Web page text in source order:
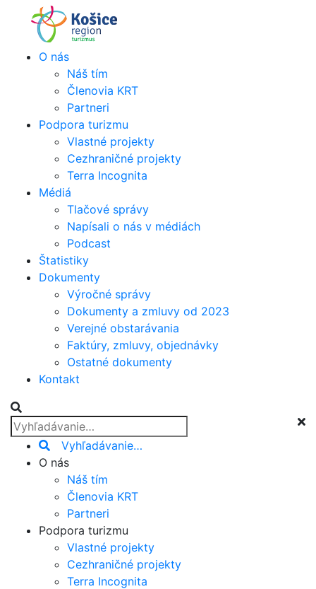
content
O nás
Náš tím
Členovia KRT
Partneri
Podpora turizmu
Vlastné projekty
Cezhraničné projekty
Terra Incognita
Médiá
Tlačové správy
Napísali o nás v médiách
Podcast
Štatistiky
Dokumenty
Výročné správy
Dokumenty a zmluvy od 2023
Verejné obstarávania
Faktúry, zmluvy, objednávky
Ostatné dokumenty
Kontakt
Vyhľadávanie…
O nás
Náš tím
Členovia KRT
Partneri
Podpora turizmu
Vlastné projekty
Cezhraničné projekty
Terra Incognita